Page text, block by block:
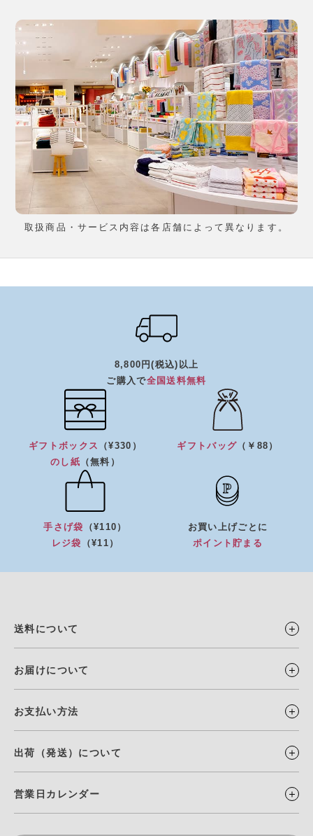
取扱商品・サービス内容は各店舗によって異なります。
8,800円(税込)以上
ご購入で全国送料無料
ギフトボックス
（¥330）
のし紙 （無料）
ギフトバッグ （￥88）
手さげ袋
（¥110）
レジ袋
（¥11）
お買い上げごとに
ポイント貯まる
送料について
お届けについて
お支払い方法
出荷（発送）について
営業日カレンダー